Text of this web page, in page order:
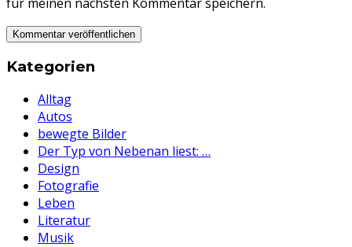
Kategorien
Alltag
Autos
bewegte Bilder
Der Typ von Nebenan liest: …
Design
Fotografie
Leben
Literatur
Musik